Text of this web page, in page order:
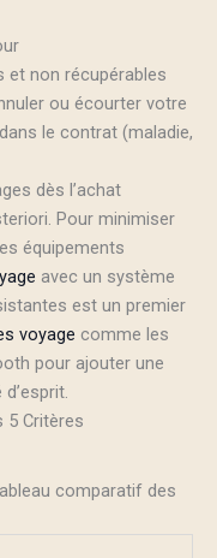
et non récupérables
ou écourter votre
le contrat (maladie,
dès l’achat
Pour minimiser
équipements
avec un système
est un premier
voyage comme les
pour ajouter une
5 Critères
comparatif des